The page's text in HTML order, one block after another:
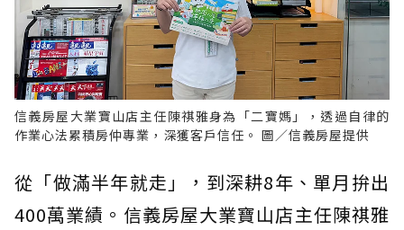
信義房屋大業寶山店主任陳祺雅身為「二寶媽」，透過自律的
作業心法累積房仲專業，深獲客戶信任。 圖／信義房屋提供
從「做滿半年就走」，到深耕8年、單月拚出
400萬業績。信義房屋大業寶山店主任陳祺雅